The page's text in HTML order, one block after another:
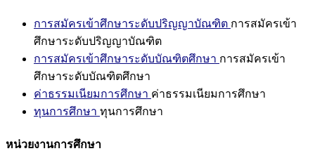
การสมัครเข้าศึกษาระดับปริญญาบัณฑิต การสมัครเข้า
ศึกษาระดับปริญญาบัณฑิต
การสมัครเข้าศึกษาระดับบัณฑิตศึกษา การสมัครเข้า
ศึกษาระดับบัณฑิตศึกษา
ค่าธรรมเนียมการศึกษา ค่าธรรมเนียมการศึกษา
ทุนการศึกษา ทุนการศึกษา
หน่วยงานการศึกษา